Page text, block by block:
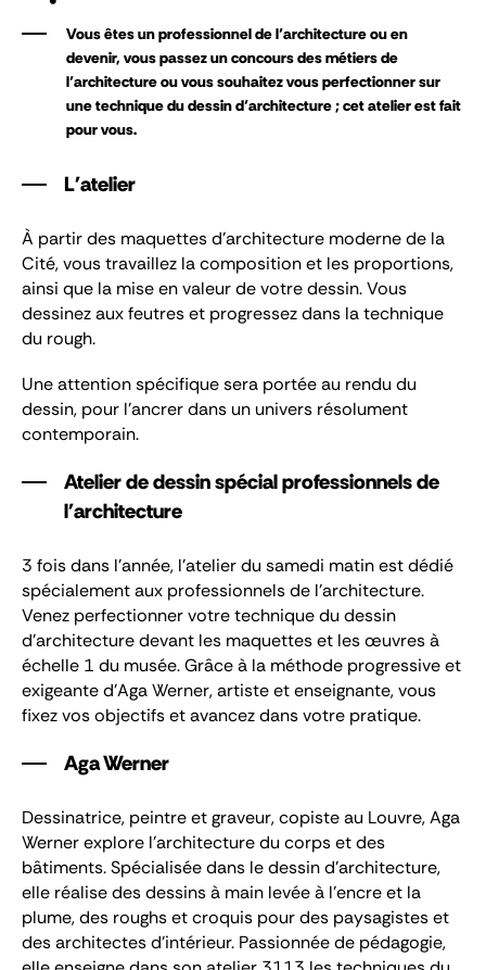
Vous êtes un professionnel de l’architecture ou en
devenir, vous passez un concours des métiers de
l’architecture ou vous souhaitez vous perfectionner sur
une technique du dessin d’architecture ; cet atelier est fait
pour vous.
L'atelier
À partir des maquettes d’architecture moderne de la
Cité, vous travaillez la composition et les proportions,
ainsi que la mise en valeur de votre dessin. Vous
dessinez aux feutres et progressez dans la technique
du rough.
Une attention spécifique sera portée au rendu du
dessin, pour l'ancrer dans un univers résolument
contemporain.
Atelier de dessin spécial professionnels de
l'architecture
3 fois dans l'année, l’atelier du samedi matin est dédié
spécialement aux professionnels de l’architecture.
Venez perfectionner votre technique du dessin
d’architecture devant les maquettes et les œuvres à
échelle 1 du musée. Grâce à la méthode progressive et
exigeante d'Aga Werner, artiste et enseignante, vous
fixez vos objectifs et avancez dans votre pratique.
Aga Werner
Dessinatrice, peintre et graveur, copiste au Louvre, Aga
Werner explore l'architecture du corps et des
bâtiments. Spécialisée dans le dessin d’architecture,
elle réalise des dessins à main levée à l’encre et la
plume, des roughs et croquis pour des paysagistes et
des architectes d'intérieur. Passionnée de pédagogie,